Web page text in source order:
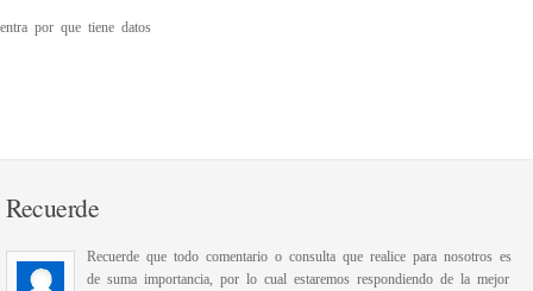
entra por que tiene datos
Recuerde
Recuerde que todo comentario o consulta que realice para nosotros es
de suma importancia, por lo cual estaremos respondiendo de la mejor